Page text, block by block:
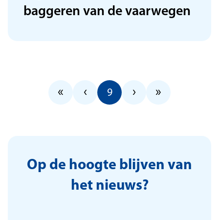
baggeren van de vaarwegen
« Eerste pagina
‹Vorige pagina, pagina
9Huidige pagina, pagina
›Volgende
»
Op de hoogte blijven van
het nieuws?